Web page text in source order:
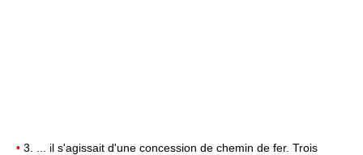
• 3. ... il s'agissait d'une concession de chemin de fer. Trois